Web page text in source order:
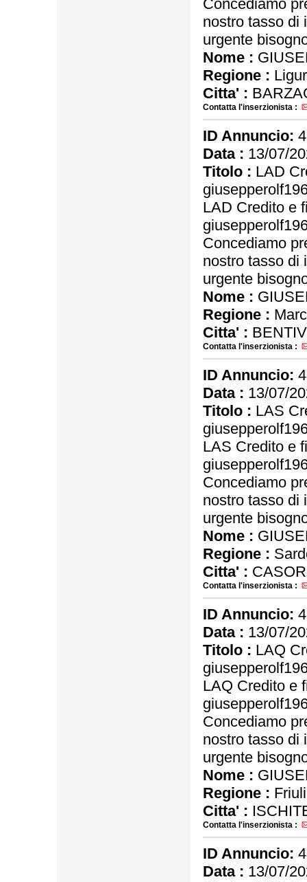
Concediamo
nostro tasso di
urgente
Nome :
Regione :
Citta' :
Contatta l'inserzionista :
ID Annuncio:
Data : 13/07/
Titolo : LAD
LAD Credito e
Concediamo
nostro tasso di
urgente
Nome :
Regione :
Citta' :
Contatta l'inserzionista :
ID Annuncio:
Data : 13/07/
Titolo : LAS
LAS Credito e
Concediamo
nostro tasso di
urgente
Nome :
Regione :
Citta' :
Contatta l'inserzionista :
ID Annuncio:
Data : 13/07/
Titolo : LAQ
LAQ Credito e
Concediamo
nostro tasso di
urgente
Nome :
Regione :
Citta' :
Contatta l'inserzionista :
ID Annuncio:
Data : 13/07/